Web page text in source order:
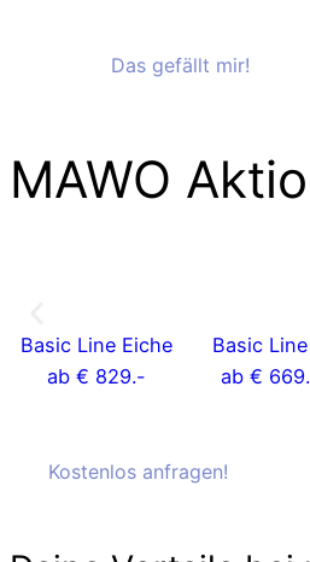
Das gefällt mir!
Das gefällt mir!
MAWO
Basic Line Eiche
ab € 829.-
Basic
ab €
Kostenlos anfragen!
Kostenlos anfragen!